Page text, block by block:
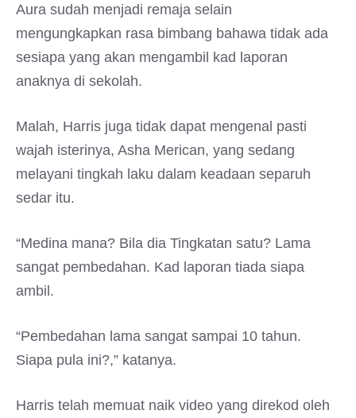
Aura sudah menjadi remaja selain
mengungkapkan rasa bimbang bahawa tidak ada
sesiapa yang akan mengambil kad laporan
anaknya di sekolah.
Malah, Harris juga tidak dapat mengenal pasti
wajah isterinya, Asha Merican, yang sedang
melayani tingkah laku dalam keadaan separuh
sedar itu.
“Medina mana? Bila dia Tingkatan satu? Lama
sangat pembedahan. Kad laporan tiada siapa
ambil.
“Pembedahan lama sangat sampai 10 tahun.
Siapa pula ini?,” katanya.
Harris telah memuat naik video yang direkod oleh